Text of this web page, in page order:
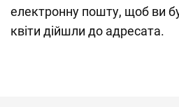
електронну пошту, щоб ви
квіти дійшли до адресата.